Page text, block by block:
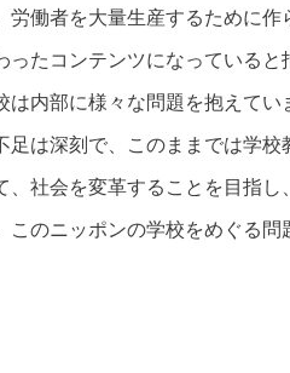
働者を大量生産するために作
たコンテンツになっていると
は内部に様々な問題を抱えてい
は深刻で、このままでは学校
、社会を変革することを目指し
のニッポンの学校をめぐる問